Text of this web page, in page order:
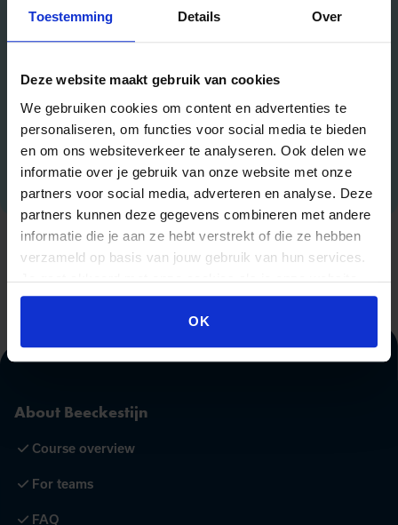
Toestemming Details Over
Deze website maakt gebruik van cookies
We gebruiken cookies om content en advertenties te
personaliseren, om functies voor social media te bieden
en om ons websiteverkeer te analyseren. Ook delen we
informatie over je gebruik van onze website met onze
partners voor social media, adverteren en analyse. Deze
partners kunnen deze gegevens combineren met andere
informatie die je aan ze hebt verstrekt of die ze hebben
verzameld op basis van jouw gebruik van hun services.
Je gaat akkoord met onze cookies als je onze website
blijft gebruiken.
OK
Sabine Croes
Sjoerd Wallinga
Sonja Loth
Suzanne Chang
Tom de Ruyck
Wouter van den Bijgaart
About Beeckestijn
Course overview
For teams
FAQ